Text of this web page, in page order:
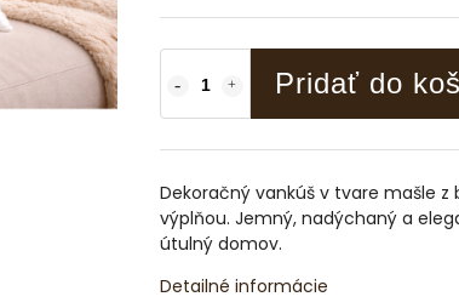
Pridať do
Dekoračný vankúš v tvare mašle
výplňou. Jemný, nadýchaný a
útulný domov.
Detailné informácie